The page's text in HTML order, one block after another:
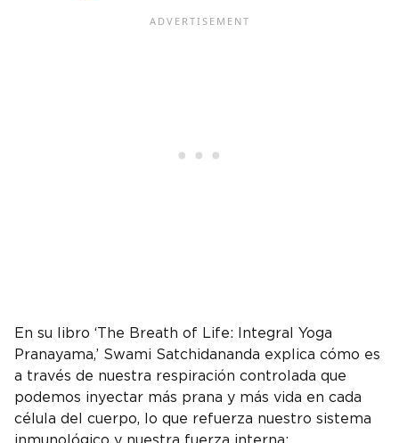
En su libro ‘The Breath of Life: Integral Yoga
Pranayama,’ Swami Satchidananda explica cómo es
a través de nuestra respiración controlada que
podemos inyectar más prana y más vida en cada
célula del cuerpo, lo que refuerza nuestro sistema
inmunológico y nuestra fuerza interna: